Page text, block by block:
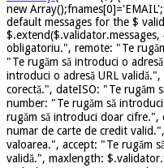
new
default messages for the $
obligatoriu.", remote: "Te
"Te rugăm să introduci o
introduci o adresă URL
corectă.", dateISO: "Te rugăm
number: "Te rugăm să
rugăm să introduci doar
numar de carte de credit
valoarea.", accept: "Te rugăm
validă.", maxlength: